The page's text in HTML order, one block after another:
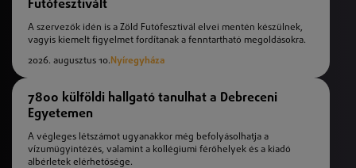
Futófesztivált
A szervezők idén is a Zöld Futófesztivál elvei mentén készülnek,
vagyis kiemelt figyelmet fordítanak a fenntartható megoldásokra.
2026. augusztus 10. Nyíregyháza
7800 külföldi hallgató tanulhat a Debreceni
Egyetemen
A végleges létszámot ugyanakkor még befolyásolhatja a
vízumügyintézés, valamint a kollégiumi férőhelyek és a kiadó
albérletek elérhetősége.